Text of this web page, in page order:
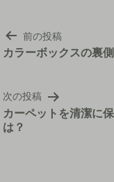
投
稿
ゲ
ー
シ
前の投稿
カラーボックスの裏
次の投稿
カーペットを清潔に
は？